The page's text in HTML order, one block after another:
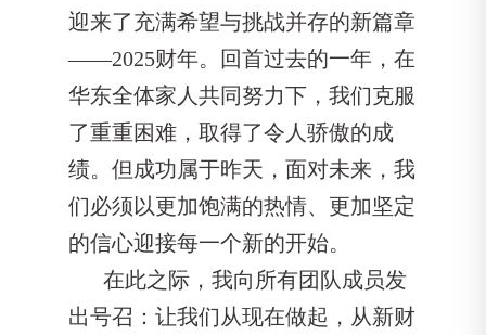
迎来了充满希望与挑战并存的新篇章
——2025财年。回首过去的一年，在
华东全体家人共同努力下，我们克服
了重重困难，取得了令人骄傲的成
绩。但成功属于昨天，面对未来，我
们必须以更加饱满的热情、更加坚定
的信心迎接每一个新的开始。
在此之际，我向所有团队成员发
出号召：让我们从现在做起，从新财